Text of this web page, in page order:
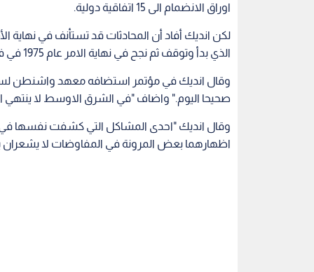
اوراق الانضمام الى 15 اتفاقية دولية.
لكن انديك أفاد أن المحادثات قد تستأنف في نهاية
الذي بدأ وتوقف ثم نجح في نهاية الامر عام 1975 في فك الارتباط بين القوات المصرية والاسرائيلية في سيناء.
وقال انديك في مؤتمر استضافه معهد واشنطن
صحيحا اليوم." واضاف "في الشرق الاوسط لا ينتهي
وقال انديك "احدى المشاكل التي كشفت نفسها
اظهارهما بعض المرونة في المفاوضات لا يشعران